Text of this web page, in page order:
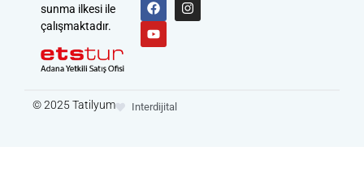
sunma ilkesi ile
çalışmaktadır.
© 2025 Tatilyum Interdijital